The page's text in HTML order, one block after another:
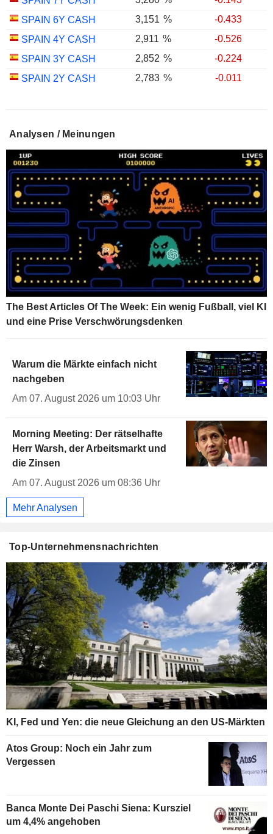
SPAIN 6Y CASH
3,151 %
-0.433
SPAIN 4Y CASH
2,911 %
-0.526
SPAIN 3Y CASH
2,852 %
-0.224
SPAIN 2Y CASH
2,783 % -0.011
Analysen / Meinungen
The Best Articles Of The Week: Ein wenig Fußball, viel KI
und eine Prise Verschwörungsdenken
Warum die Märkte einfach nicht
nachgeben
Am 07. August 2026 um 10:03 Uhr
Morning Meeting: Der rätselhafte
Herr Warsh, der Arbeitsmarkt und
die Zinsen
Am 07. August 2026 um 08:36 Uhr
Mehr Analysen
Top-Unternehmensnachrichten
KI, Fed und Yen: die neue Gleichung an den US-Märkten
Atos Group: Noch ein Jahr zum
Vergessen
Banca Monte Dei Paschi Siena: Kursziel
um 4,4% angehoben